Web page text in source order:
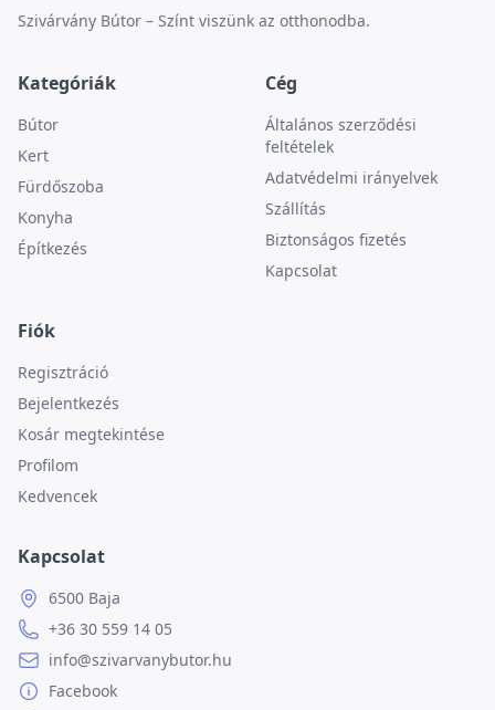
Szivárvány Bútor – Színt viszünk az otthonodba.
Kategóriák
Bútor
Kert
Fürdőszoba
Konyha
Építkezés
Cég
Általános szerződési
feltételek
Adatvédelmi irányelvek
Szállítás
Biztonságos fizetés
Kapcsolat
Fiók
Regisztráció
Bejelentkezés
Kosár megtekintése
Profilom
Kedvencek
Kapcsolat
6500 Baja
+36 30 559 14 05
info@szivarvanybutor.hu
Facebook